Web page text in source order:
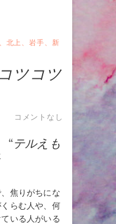
北上 、岩手
新
ツコツ
コメントなし
“テルえも
焦りがちにな
らむ人や、何
いる人がいる